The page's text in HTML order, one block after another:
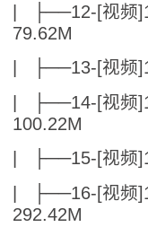
| ├──12-[视频
79.62M
| ├──13-[视频
| ├──14-[视频
100.22M
| ├──15-[视频
| ├──16-[视频
292.42M